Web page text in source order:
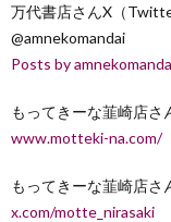
万代書店さんX（
@amnekomandai
Posts by
もってきーな韮崎店さ
www.motteki-na.com/
もってきーな韮崎店さ
x.com/motte_nirasaki